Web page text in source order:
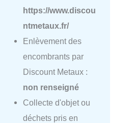
https://www.discou
ntmetaux.fr/
Enlèvement des
encombrants par
Discount Metaux :
non renseigné
Collecte d'objet ou
déchets pris en